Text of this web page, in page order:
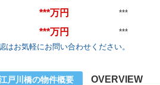
***万円 ***
***万円 ***
はお気軽にお問い合わせください。
戸川橋の物件概要 OVERVIEW